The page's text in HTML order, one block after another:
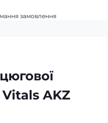
замовлення
AKZ